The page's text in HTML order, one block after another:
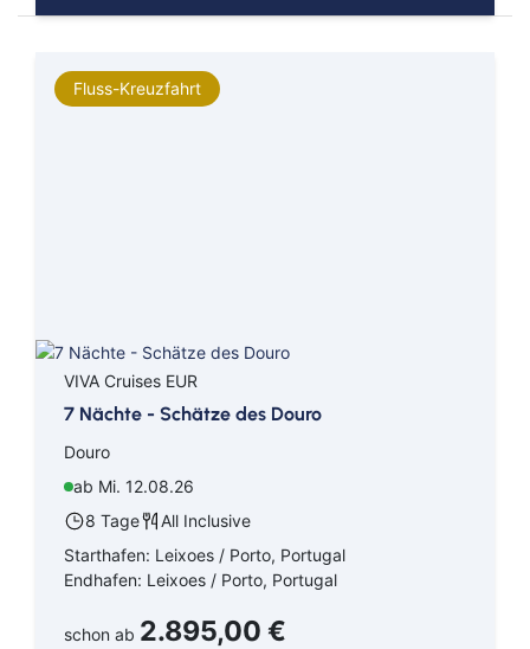
Fluss-Kreuzfahrt
VIVA Cruises EUR
7 Nächte - Schätze des Douro
Douro
ab Mi. 12.08.26
8 Tage
All Inclusive
Starthafen: Leixoes / Porto, Portugal
Endhafen: Leixoes / Porto, Portugal
schon ab 2.895,00 €